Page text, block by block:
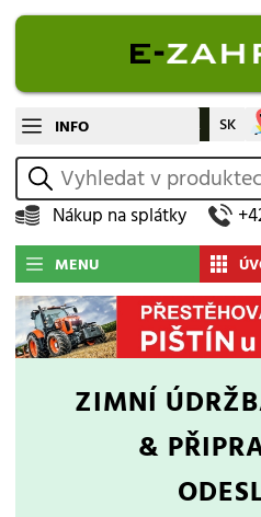
INFO CZ SK
vyhledat
Nákup na splátky
MENU
ZIMNÍ
&